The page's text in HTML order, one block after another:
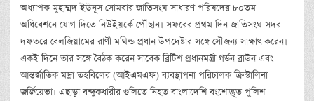
অধ্যাপক মুহাম্মদ ইউনূস সোমবার জাতিসংঘ সাধারণ পরিষদের ৮০তম
অধিবেশনে যোগ দিতে নিউইয়র্কে পৌঁছান। সফরের প্রথম দিন জাতিসংঘ সদর
দফতরে বেলজিয়ামের রাণী মথিল্ড প্রধান উপদেষ্টার সঙ্গে সৌজন্য সাক্ষাৎ করেন।
একই দিনে তার সঙ্গে বৈঠক করেন সাবেক ব্রিটিশ প্রধানমন্ত্রী গর্ডন ব্রাউন এবং
আন্তর্জাতিক মদ্রা তহবিলের (আইএমএফ) ব্যবস্থাপনা পরিচালক ক্রিস্টালিনা
জর্জিয়েভা। এছাড়া বন্দুকধারীর গুলিতে নিহত বাংলাদেশি বংশোদ্ভূত পুলিশ